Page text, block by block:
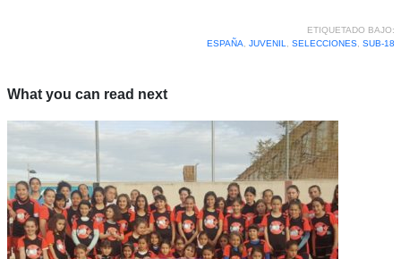
ETIQUETADO BAJO:
ESPAÑA
JUVENIL SELECCIONES, SUB-18
What you can read next